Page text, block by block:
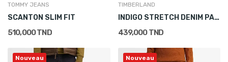
TOMMY JEANS
SCANTON SLIM FIT
510,000 TND
TIMBERLAND
INDIGO STRETCH DENIM PANT BLEU
439,000 TND
Nouveau Nouveau